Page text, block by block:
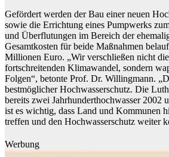
Gefördert werden der Bau einer neuen
sowie die Errichtung eines Pumpwerks
und Überflutungen im Bereich der
Gesamtkosten für beide Maßnahmen
Millionen Euro. „Wir verschließen nicht
fortschreitenden Klimawandel, sondern
Folgen“, betonte Prof. Dr. Willingmann.
bestmöglicher Hochwasserschutz. Die
bereits zwei Jahrhunderthochwasser 2002
ist es wichtig, dass Land und Kommunen
treffen und den Hochwasserschutz weiter
Werbung